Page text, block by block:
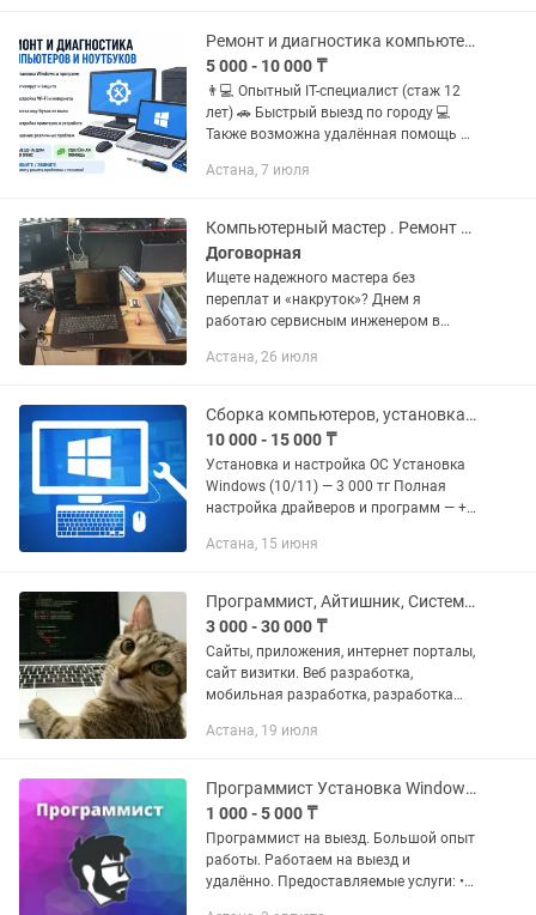
Ремонт и диагностика компьютеров и ноутбуков
5 000 - 10 000 ₸
👨💻 Опытный IT-специалист (стаж 12
лет) 🚗 Быстрый выезд по городу 💻
Также возможна удалённая помощь 🔧
переустановка Windows • Активация
Астана, 7 июля
Компьютерный мастер . Ремонт компьютеров и ноутбуков на выезд и в сервисе
Договорная
Ищете надежного мастера без
переплат и «накруток»? Днем я
работаю сервисным инженером в
Астаны, а по вечерам (после 19:00) и в
клиентам....
Астана, 26 июля
Сборка компьютеров, установка операционной системы, установка офис
10 000 - 15 000 ₸
Установка и настройка ОС Установка
Windows (10/11) — 3 000 тг Полная
настройка драйверов и программ — +1
переустановке — +1 000 тг ⚙️ Сборка и
Астана, 15 июня
Программист, Айтишник, Системный администратор
3 000 - 30 000 ₸
Сайты, приложения, интернет порталы,
сайт визитки. Веб разработка,
мобильная разработка, разработка
API, Тестирование. Frontend, backend,
Астана, 19 июля
Программист Установка Windows Office антивирус
1 000 - 5 000 ₸
Программист на выезд. Большой опыт
работы. Работаем на выезд и
удалённо. Предоставляемые услуги: •